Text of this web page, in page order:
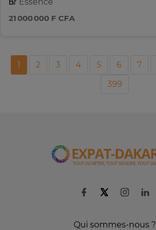
21 000 000 F CFA
1 2 3 4 5 6 7
399
Qui sommes-nous ?